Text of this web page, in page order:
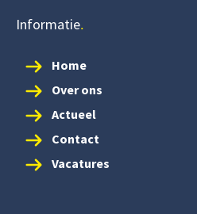
Informatie
Home
Over ons
Actueel
Contact
Vacatures